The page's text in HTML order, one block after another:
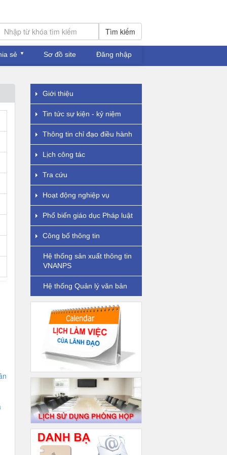
Tìm kiếm
sẻ Sơ đồ site Đăng nhập
Giới thiệu
Tin tức sự kiện - kỷ niệm
Thông tin chỉ đạo điều hành
Lịch công tác
Tra cứu
Hoạt động nghiệp vụ
Phổ biến giáo dục Pháp luật
Công bố thông tin
Hệ thống sản xuất thông tin
VNANPS
Hệ thống Quản lý văn bản